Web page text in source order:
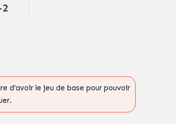
d’avoir le jeu de base pour pouvoir